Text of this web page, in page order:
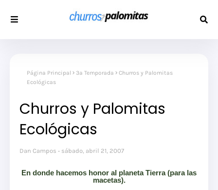
Página Principal 3a Temporada
Churros y Palomitas
Ecológicas
Churros y Palomitas
Ecológicas
Dan Campos sábado, abril 21, 2007
En donde hacemos honor al planeta Tierra (para las
macetas).